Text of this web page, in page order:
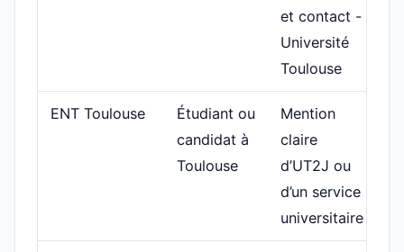
et contact -
Université
Toulouse
ENT Toulouse
Étudiant ou
candidat à
Toulouse
Mention
claire
d’UT2J ou
d’un service
universitaire